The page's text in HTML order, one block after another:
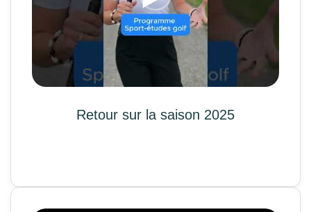
Retour sur la saison 2025